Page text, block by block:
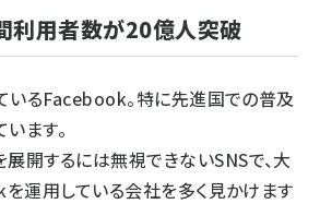
用者数が20億人突破
いるFacebook。特に先進国での普及
ます。
開するには無視できないSNSで、大
運用している会社を多く見かけます